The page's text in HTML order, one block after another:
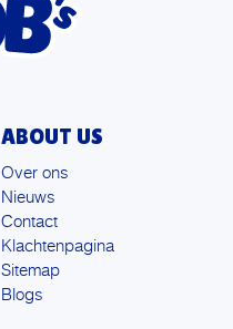
ABOUT US
Over ons
Nieuws
Contact
Klachtenpagina
Sitemap
Blogs